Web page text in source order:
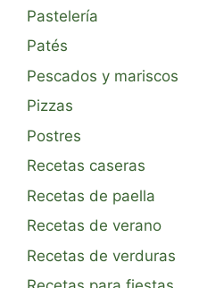
Pastelería
Patés
Pescados y mariscos
Pizzas
Postres
Recetas caseras
Recetas de paella
Recetas de verano
Recetas de verduras